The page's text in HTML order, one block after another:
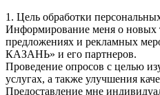
1. Цель обработки
Информирование меня о новых
предложениях и рекламных
КАЗАНЬ» и его партнеров.
Проведение опросов с целью
услугах, а также улучшения
Предоставление мне